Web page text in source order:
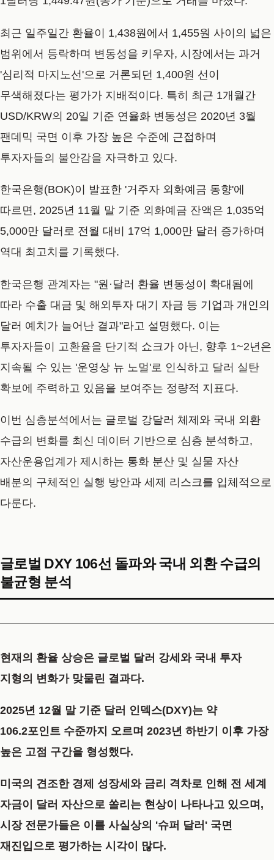
최근 일주일간 환율이 1,438원에서 1,455원 사이의 넓은
범위에서 등락하며 변동성을 키우자, 시장에서는 과거
'심리적 마지노선'으로 거론되던 1,400원 선이
무색해졌다는 평가가 지배적이다. 특히 최근 1개월간
USD/KRW의 20일 기준 연율화 변동성은 2020년 3월
팬데믹 국면 이후 가장 높은 수준에 근접하며
투자자들의 불안감을 자극하고 있다.
한국은행(BOK)이 발표한 '거주자 외화예금 동향'에
따르면, 2025년 11월 말 기준 외화예금 잔액은 1,035억
5,000만 달러로 전월 대비 17억 1,000만 달러 증가하며
역대 최고치를 기록했다.
한국은행 관계자는 "원·달러 환율 변동성이 확대됨에
따라 수출 대금 및 해외투자 대기 자금 등 기업과 개인의
달러 예치가 늘어난 결과"라고 설명했다. 이는
투자자들이 고환율을 단기적 쇼크가 아닌, 향후 1~2년은
지속될 수 있는 '운영상 뉴 노멀'로 인식하고 달러 실탄
확보에 주력하고 있음을 보여주는 정량적 지표다.
이번 심층분석에서는 글로벌 강달러 체제와 국내 외환
수급의 변화를 최신 데이터 기반으로 심층 분석하고,
자산운용업계가 제시하는 통화 분산 및 실물 자산
배분의 구체적인 실행 방안과 세제 리스크를 입체적으로
다룬다.
글로벌 DXY 106선 돌파와 국내 외환 수급의
불균형 분석
현재의 환율 상승은 글로벌 달러 강세와 국내 투자
지형의 변화가 맞물린 결과다.
2025년 12월 말 기준 달러 인덱스(DXY)는 약
106.2포인트 수준까지 오르며 2023년 하반기 이후 가장
높은 고점 구간을 형성했다.
미국의 견조한 경제 성장세와 금리 격차로 인해 전 세계
자금이 달러 자산으로 쏠리는 현상이 나타나고 있으며,
시장 전문가들은 이를 사실상의 '슈퍼 달러' 국면
재진입으로 평가하는 시각이 많다.